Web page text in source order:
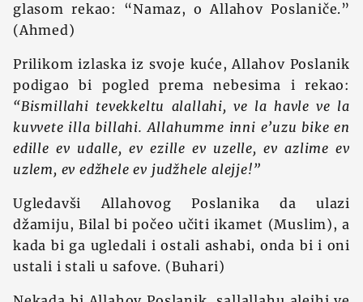
glasom rekao: “Namaz, o Allahov Poslaniče.”
(Ahmed)
Prilikom izlaska iz svoje kuće, Allahov Poslanik
podigao bi pogled prema nebesima i rekao:
“Bismillahi tevekkeltu alallahi, ve la havle ve la
kuvvete illa billahi. Allahumme inni e’uzu bike en
edille ev udalle, ev ezille ev uzelle, ev azlime ev
uzlem, ev edžhele ev judžhele alejje!”
Ugledavši Allahovog Poslanika da ulazi
džamiju, Bilal bi počeo učiti ikamet (Muslim), a
kada bi ga ugledali i ostali ashabi, onda bi i oni
ustali i stali u safove. (Buhari)